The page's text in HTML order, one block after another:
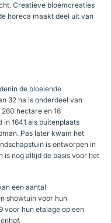
Creatieve bloemcreaties
horeca maakt deel uit van
de bloeiende
32 ha is onderdeel van
hectare en 16
1641 als buitenplaats
Pas later kwam het
is ontworpen in
is nog altijd de basis voor het
een aantal
showtuin voor hun
voor hun etalage op een